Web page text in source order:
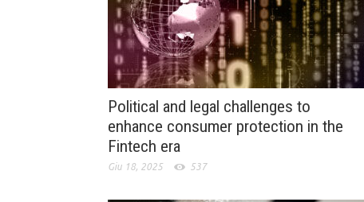
Political and legal challenges to
enhance consumer protection in the
Fintech era
Giu 18, 2025 537